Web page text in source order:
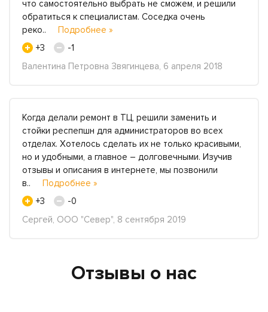
что самостоятельно выбрать не сможем, и решили
обратиться к специалистам. Соседка очень
реко.. Подробнее »
+3
-1
Валентина Петровна Звягинцева, 6 апреля 2018
Когда делали ремонт в ТЦ, решили заменить и
стойки респепшн для администраторов во всех
отделах. Хотелось сделать их не только красивыми,
но и удобными, а главное – долговечными. Изучив
отзывы и описания в интернете, мы позвонили
в.. Подробнее »
+3
-0
Сергей, ООО "Север", 8 сентября 2019
Отзывы о нас